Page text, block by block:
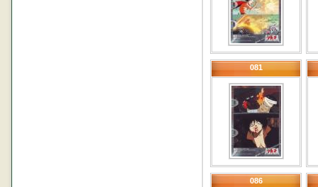
081
086